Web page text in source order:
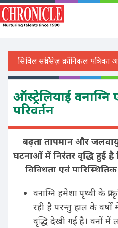
ऑस्ट्रेलियाई
परिवर्तन
बढ़ता तापमान और जलवायु
घटनाओं में निरंतर वृद्धि हुई
विविधता एवं पारिस्थितिक
वनाग्नि हमेशा पृथ्वी के
रही है परन्तु हाल के
वृद्धि देखी गई है। वनों